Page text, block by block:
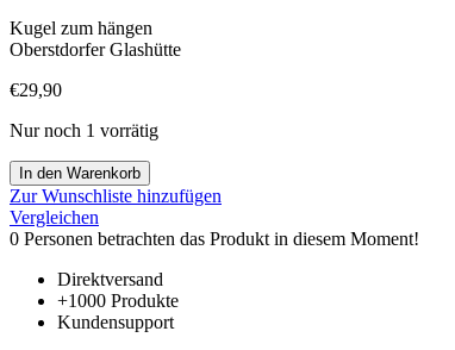
Kugel zum hängen
Oberstdorfer Glashütte
€29,90
Nur noch 1 vorrätig
Kugel
zum
hängen
bunte
gelb
In den Warenkorb
Zur Wunschliste hinzufügen
Vergleichen
0 Personen betrachten das Produkt in diesem Moment!
Direktversand
+1000 Produkte
Kundensupport